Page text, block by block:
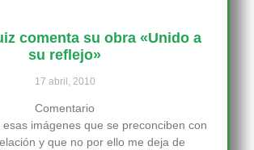
comenta su obra «Unido a
su reflejo»
17 abril, 2010
Comentario
esas imágenes que se preconciben con
y que no por ello me deja de